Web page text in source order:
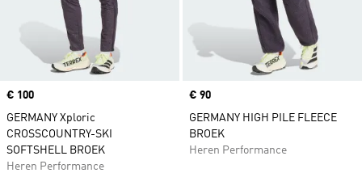
Price
€ 100
GERMANY Xploric
CROSSCOUNTRY-SKI
SOFTSHELL BROEK
Heren Performance
Price
€ 90
GERMANY HIGH PILE FLEECE
BROEK
Heren Performance